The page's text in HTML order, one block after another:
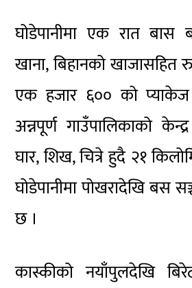
घोडेपानीमा एक रात
खाना, बिहानको
एक हजार ६०० को
अन्नपूर्ण गाउँपालिकाको
घार, शिख, चित्रे हुदै २१
घोडेपानीमा पोखरादेखि बस
छ ।
कास्कीको नयाँपुलदेखि